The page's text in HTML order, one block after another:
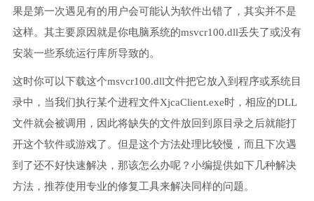
果是第一次遇见有的用户会可能认为软件出错了，其实并不是
这样。其主要原因就是你电脑系统的msvcr100.dll丢失了或没有
安装一些系统运行库所导致的。
这时你可以下载这个msvcr100.dll文件把它放入到程序或系统目
录中，当我们执行某个进程文件XjcaClient.exe时，相应的DLL
文件就会被调用，因此将缺失的文件放回到原目录之后就能打
开这个软件或游戏了。但是这个方法处理比较慢，而且下次遇
到了还不好快速解决，那该怎么办呢？小编提供如下几种解决
方法，推荐使用专业的修复工具来解决同样的问题。